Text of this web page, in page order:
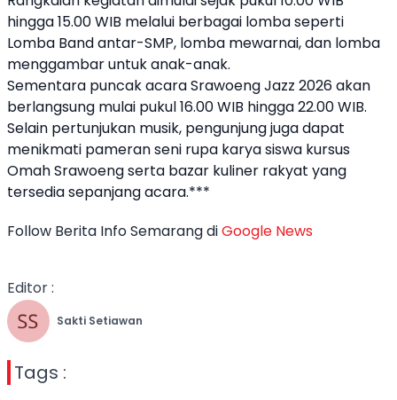
hingga 15.00 WIB melalui berbagai lomba seperti
Lomba Band antar-SMP, lomba mewarnai, dan lomba
menggambar untuk anak-anak.
Sementara puncak acara Srawoeng Jazz 2026 akan
berlangsung mulai pukul 16.00 WIB hingga 22.00 WIB.
Selain pertunjukan musik, pengunjung juga dapat
menikmati pameran seni rupa karya siswa kursus
Omah Srawoeng serta bazar kuliner rakyat yang
tersedia sepanjang acara.***
Follow Berita Info Semarang diGoogle News
Editor :
Sakti Setiawan
Tags :